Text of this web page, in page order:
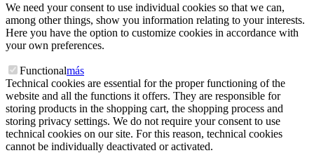
We need your consent to use individual cookies so that we can,
among other things, show you information relating to your interests.
Here you have the option to customize cookies in accordance with
your own preferences.
Functionalmás
Technical cookies are essential for the proper functioning of the
website and all the functions it offers. They are responsible for
storing products in the shopping cart, the shopping process and
storing privacy settings. We do not require your consent to use
technical cookies on our site. For this reason, technical cookies
cannot be individually deactivated or activated.